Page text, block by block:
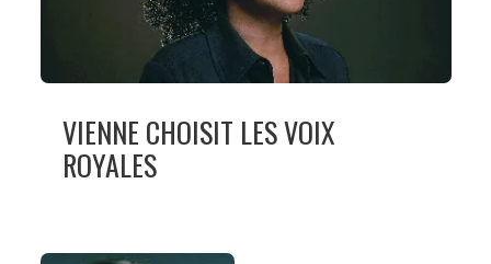
VIENNE CHOISIT LES VOIX
ROYALES